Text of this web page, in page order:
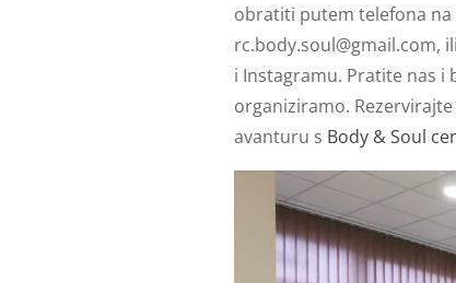
obratiti putem telefona na
rc.body.soul@gmail.com,
i Instagramu. Pratite nas i
organiziramo.
avanturu s Body & Soul